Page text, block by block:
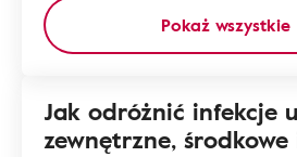
Pokaż wszystkie
Jak odróżnić infekcje
zewnętrzne, środkowe